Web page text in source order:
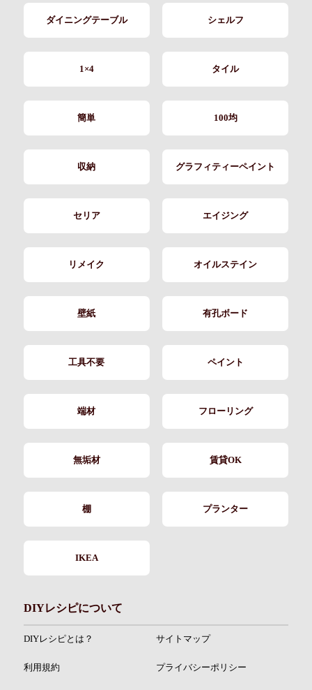
ダイニングテーブル シェルフ
1×4 タイル
簡単 100均
収納 グラフィティーペイント
セリア エイジング
リメイク オイルステイン
壁紙 有孔ボード
工具不要 ペイント
端材 フローリング
無垢材 賃貸OK
棚 プランター
IKEA
DIYレシピについて
DIYレシピとは？ サイトマップ
利用規約 プライバシーポリシー